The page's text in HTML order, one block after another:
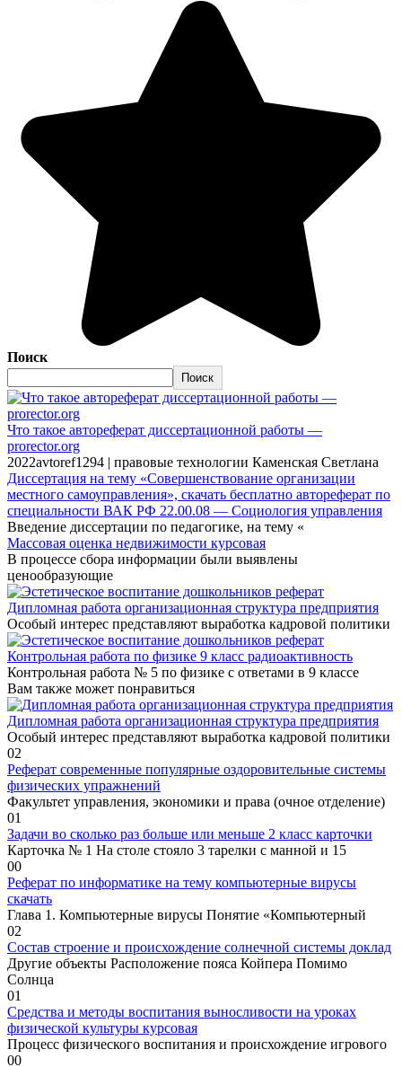
Поиск
Поиск
Что такое автореферат диссертационной работы —
prorector.org
2022avtoref1294 | правовые технологии Каменская Светлана
Диссертация на тему «Совершенствование организации
местного самоуправления», скачать бесплатно автореферат по
специальности ВАК РФ 22.00.08 — Социология управления
Введение диссертации по педагогике, на тему «
Массовая оценка недвижимости курсовая
В процессе сбора информации были выявлены
ценообразующие
Дипломная работа организационная структура предприятия
Особый интерес представляют выработка кадровой политики
Контрольная работа по физике 9 класс радиоактивность
Контрольная работа № 5 по физике с ответами в 9 классе
Вам также может понравиться
Дипломная работа организационная структура предприятия
Особый интерес представляют выработка кадровой политики
02
Реферат современные популярные оздоровительные системы
физических упражнений
Факультет управления, экономики и права (очное отделение)
01
Задачи во сколько раз больше или меньше 2 класс карточки
Карточка № 1 На столе стояло 3 тарелки с манной и 15
00
Реферат по информатике на тему компьютерные вирусы
скачать
Глава 1. Компьютерные вирусы Понятие «Компьютерный
02
Состав строение и происхождение солнечной системы доклад
Другие объекты Расположение пояса Койпера Помимо
Солнца
01
Средства и методы воспитания выносливости на уроках
физической культуры курсовая
Процесс физического воспитания и происхождение игрового
00